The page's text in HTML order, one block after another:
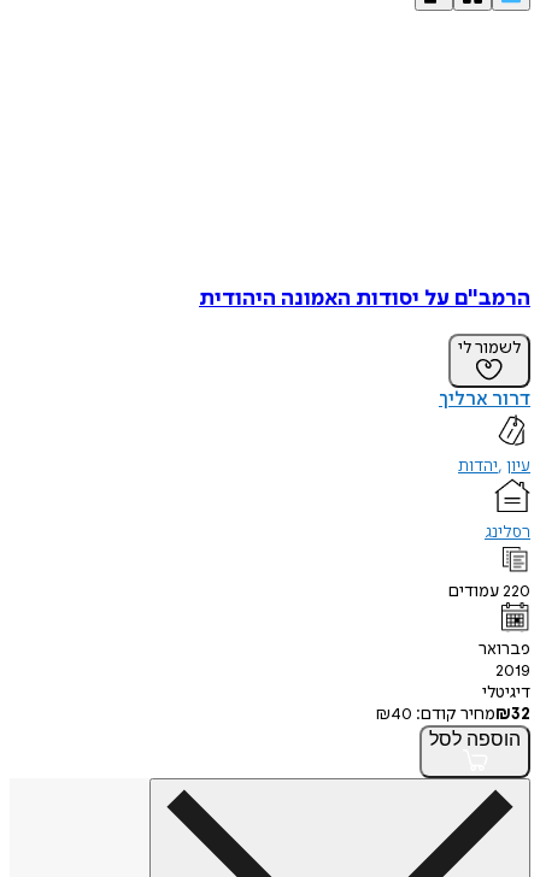
הרמב"ם על יסודות האמונה היהודית
לשמור לי
דרור ארליך
עיון יהדות
רסלינג
220עמודים
פברואר
2019
דיגיטלי
₪32 מחיר קודם: ₪40
הוספה לסל